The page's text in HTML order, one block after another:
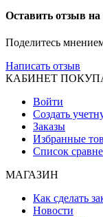
Оставить отзыв на
Поделитесь
Написать отзыв
КАБИНЕТ
Войти
Создать
Заказы
Избранные
Список
МАГАЗИН
Как сделать
Новости